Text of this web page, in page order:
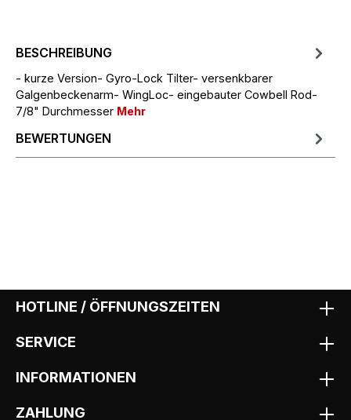
BESCHREIBUNG
- kurze Version- Gyro-Lock Tilter- versenkbarer
Galgenbeckenarm- WingLoc- eingebauter Cowbell Rod-
7/8" Durchmesser Mehr
BEWERTUNGEN
HOTLINE / ÖFFNUNGSZEITEN
SERVICE
INFORMATIONEN
ZAHLUNG